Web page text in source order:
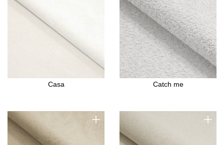
Casa Catch me
+ +